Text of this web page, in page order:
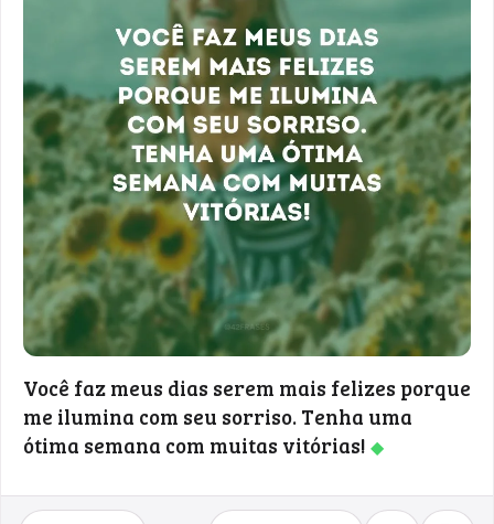
Você faz meus dias serem mais felizes porque
me ilumina com seu sorriso. Tenha uma
ótima semana com muitas vitórias! ◆